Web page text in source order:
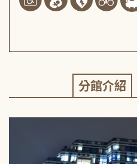
分館介紹